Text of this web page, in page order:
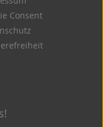
Consent